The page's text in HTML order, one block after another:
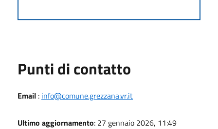
Punti di contatto
Email : info@comune.grezzana.vr.it
Ultimo aggiornamento: 27 gennaio 2026, 11:49